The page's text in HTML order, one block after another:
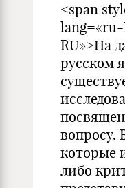
<span
RU»>На
русском
вопросу.
которые
либо